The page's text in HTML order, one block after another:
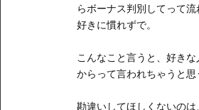
らボーナス判別してって
好きに慣れずで。
こんなこと言うと、好き
からって言われちゃうと
勘違いしてほしくないの